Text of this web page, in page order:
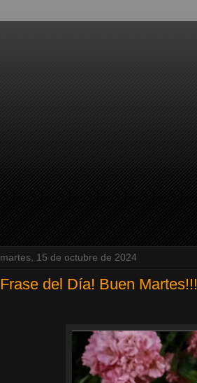
martes, 15 de octubre de 2024
Frase del Día! Buen Martes!!!